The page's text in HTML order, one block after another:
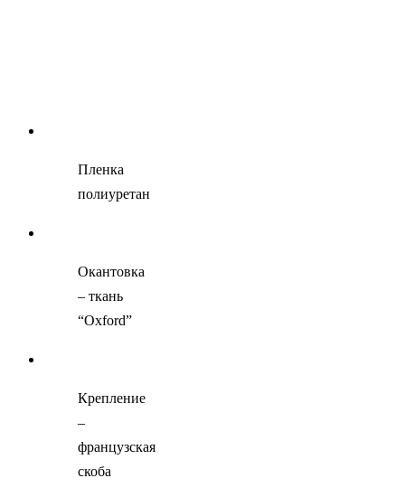
Пленка
полиуретан
Окантовка
– ткань
“Oxford”
Крепление
–
французская
скоба